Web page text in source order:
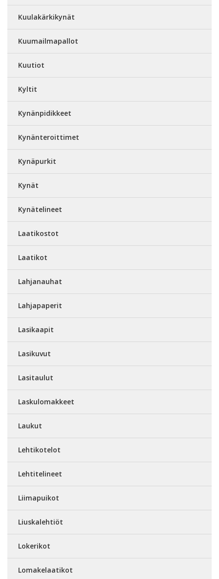
Kuulakärkikynät
Kuumailmapallot
Kuutiot
Kyltit
Kynänpidikkeet
Kynänteroittimet
Kynäpurkit
Kynät
Kynätelineet
Laatikostot
Laatikot
Lahjanauhat
Lahjapaperit
Lasikaapit
Lasikuvut
Lasitaulut
Laskulomakkeet
Laukut
Lehtikotelot
Lehtitelineet
Liimapuikot
Liuskalehtiöt
Lokerikot
Lomakelaatikot